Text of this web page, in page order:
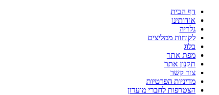
דף הבית
אודותינו
גלריה
לקוחות ממליצים
בלוג
מפת אתר
תקנון אתר
צור קשר
מדיניות הפרטיות
הצטרפות לחברי מועדון